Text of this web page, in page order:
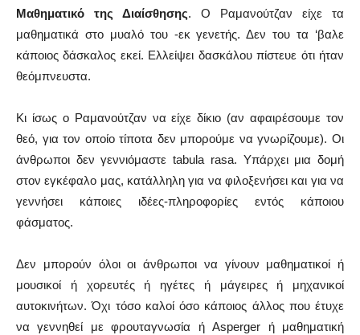
Μαθηματικό της Διαίσθησης. Ο Ραμανούτζαν είχε τα
μαθηματικά στο μυαλό του -εκ γενετής. Δεν του τα ‘βαλε
κάποιος δάσκαλος εκεί. Ελλείψει δασκάλου πίστευε ότι ήταν
θεόμπνευστα.
Κι ίσως ο Ραμανούτζαν να είχε δίκιο (αν αφαιρέσουμε τον
θεό, για τον οποίο τίποτα δεν μπορούμε να γνωρίζουμε). Οι
άνθρωποι δεν γεννιόμαστε tabula rasa. Υπάρχει μια δομή
στον εγκέφαλο μας, κατάλληλη για να φιλοξενήσει και για να
γεννήσει κάποιες ιδέες-πληροφορίες εντός κάποιου
φάσματος.
Δεν μπορούν όλοι οι άνθρωποι να γίνουν μαθηματικοί ή
μουσικοί ή χορευτές ή ηγέτες ή μάγειρες ή μηχανικοί
αυτοκινήτων. Όχι τόσο καλοί όσο κάποιος άλλος που έτυχε
να γεννηθεί με φρουταγνωσία ή Asperger ή μαθηματική